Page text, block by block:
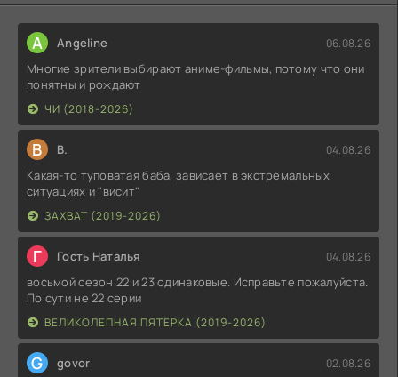
A Angeline 06.08.26
Многие зрители выбирают аниме-фильмы, потому что они
понятны и рождают
ЧИ (2018-2026)
В В. 04.08.26
Какая-то туповатая баба, зависает в экстремальных
ситуациях и "висит"
ЗАХВАТ (2019-2026)
Г Гость Наталья 04.08.26
восьмой сезон 22 и 23 одинаковые. Исправьте пожалуйста.
По сути не 22 серии
ВЕЛИКОЛЕПНАЯ ПЯТЁРКА (2019-2026)
G govor 02.08.26